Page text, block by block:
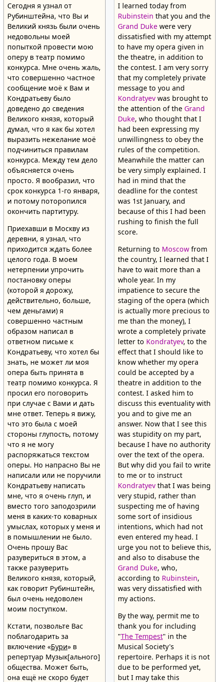
Сегодня я узнал от
Рубинштейна, что Вы и
Великий князь были очень
недовольны моей
попыткой провести мою
оперу в театр помимо
конкурса. Мне очень жаль,
что совершенно частное
сообщение моё к Вам и
Кондратьеву было
доведено до сведения
Великого князя, который
думал, что я как бы хотел
выразить нежелание моё
подчиниться правилам
конкурса. Между тем дело
объясняется очень
просто. Я вообразил, что
срок конкурса 1-го января,
и потому поторопился
окончить партитуру.
Приехавши в Москву из
деревни, я узнал, что
приходится ждать более
целого года. В моем
нетерпении упрочить
постановку оперы
(которой я дорожу,
действительно, больше,
чем деньгами) я
совершенно частным
образом написал в
ответном письме к
Кондратьеву, что хотел бы
знать, не может ли моя
опера быть принята в
театр помимо конкурса. Я
просил его поговорить
при случае с Вами и дать
мне ответ. Теперь я вижу,
что это была с моей
стороны глупость, потому
что я не могу
распоряжаться текстом
оперы. Но напрасно Вы не
написали или не поручили
Кондратьеву написать
мне, что я очень глуп, и
вместо того заподозрили
меня в каких-то коварных
умыслах, которых у меня и
в помышлении не было.
Очень прошу Вас
разувериться в этом, а
также разуверить
Великого князя, который,
как говорит Рубинштейн,
был очень недоволен
моим поступком.
Кстати, позвольте Вас
поблагодарить за
включение «Бури» в
репертуар Музык[ального]
общества. Может быть,
она ещё не скоро будет
I learned today from
Rubinstein that you and the
Grand Dukewere very
dissatisfied with my attempt
to have my opera given in
the theatre, in addition to
the contest. I am very sorry
that my completely private
message to you and
Kondratyevwas brought to
the attention of the Grand
Duke, who thought that I
had been expressing my
unwillingness to obey the
rules of the competition.
Meanwhile the matter can
be very simply explained. I
had in mind that the
deadline for the contest
was 1st January, and
because of this I had been
rushing to finish the full
score.
Returning to Moscowfrom
the country, I learned that I
have to wait more than a
whole year. In my
impatience to secure the
staging of the opera (which
is actually more precious to
me than the money), I
wrote a completely private
letter to Kondratyev, to the
effect that I should like to
know whether my opera
could be accepted by a
theatre in addition to the
contest. I asked him to
discuss this eventuality with
you and to give me an
answer. Now that I see this
was stupidity on my part,
because I have no authority
over the text of the opera.
But why did you fail to write
to me or to instruct
Kondratyevthat I was being
very stupid, rather than
suspecting me of having
some sort of insidious
intentions, which had not
even entered my head. I
urge you not to believe this,
and also to disabuse the
Grand Duke, who,
according to Rubinstein,
was very dissatisfied with
my actions.
By the way, permit me to
thank you for including
"The Tempest" in the
Musical Society's
repertoire. Perhaps it is not
due to be performed yet,
but I may take this